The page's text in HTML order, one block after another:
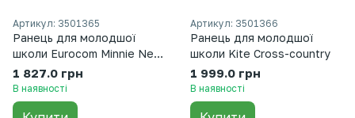
Артикул: 3501365
Ранець для молодшої
школи Eurocom Minnie Neo
китайський
1 827.0 грн
В наявності
Артикул: 3501366
Ранець для молодшої
школи Kite Cross-country
1 999.0 грн
В наявності